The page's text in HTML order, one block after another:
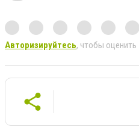
Авторизируйтесь, чтобы оценить